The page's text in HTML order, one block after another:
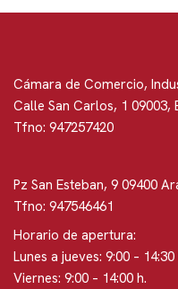
Cámara de Comercio,
Calle San Carlos, 1 09003,
Tfno: 947257420
Pz San Esteban, 9 09400
Tfno: 947546461
Horario de apertura:
Lunes a jueves: 9:00 –
Viernes: 9:00 – 14:00 h.